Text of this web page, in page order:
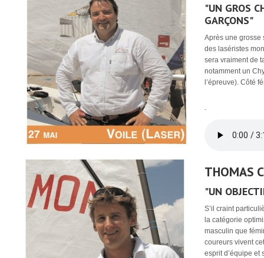
"UN GROS
GARÇONS"
Après une grosse
des laséristes
sera vraiment de
notamment un
l’épreuve). Côté
-
THOMAS
"UN
S’il craint
la catégorie
masculin que
coureurs vivent
esprit d’équipe et